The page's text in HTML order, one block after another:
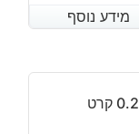
מידע נוסף
מידע נוסף